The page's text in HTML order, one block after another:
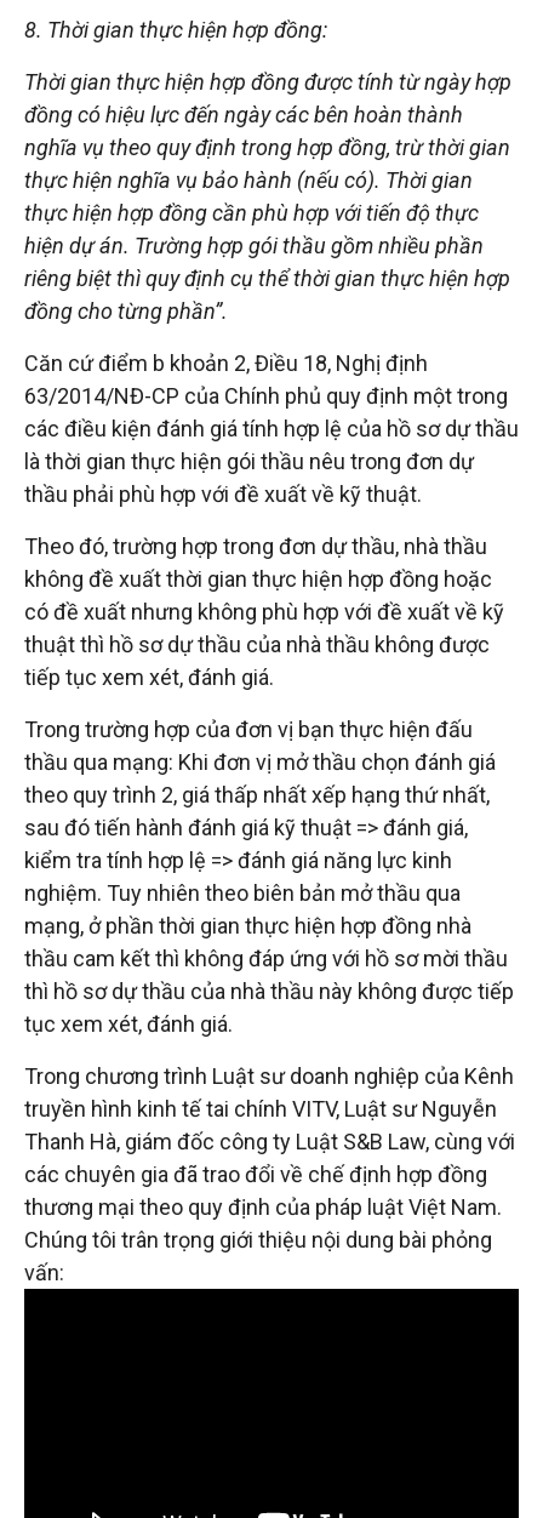
8. Thời gian thực hiện hợp đồng:
Thời gian thực hiện hợp đồng được tính từ ngày hợp
đồng có hiệu lực đến ngày các bên hoàn thành
nghĩa vụ theo quy định trong hợp đồng, trừ thời gian
thực hiện nghĩa vụ bảo hành (nếu có). Thời gian
thực hiện hợp đồng cần phù hợp với tiến độ thực
hiện dự án. Trường hợp gói thầu gồm nhiều phần
riêng biệt thì quy định cụ thể thời gian thực hiện hợp
đồng cho từng phần”.
Căn cứ điểm b khoản 2, Điều 18, Nghị định
63/2014/NĐ-CP của Chính phủ quy định một trong
các điều kiện đánh giá tính hợp lệ của hồ sơ dự thầu
là thời gian thực hiện gói thầu nêu trong đơn dự
thầu phải phù hợp với đề xuất về kỹ thuật.
Theo đó, trường hợp trong đơn dự thầu, nhà thầu
không đề xuất thời gian thực hiện hợp đồng hoặc
có đề xuất nhưng không phù hợp với đề xuất về kỹ
thuật thì hồ sơ dự thầu của nhà thầu không được
tiếp tục xem xét, đánh giá.
Trong trường hợp của đơn vị bạn thực hiện đấu
thầu qua mạng: Khi đơn vị mở thầu chọn đánh giá
theo quy trình 2, giá thấp nhất xếp hạng thứ nhất,
sau đó tiến hành đánh giá kỹ thuật => đánh giá,
kiểm tra tính hợp lệ => đánh giá năng lực kinh
nghiệm. Tuy nhiên theo biên bản mở thầu qua
mạng, ở phần thời gian thực hiện hợp đồng nhà
thầu cam kết thì không đáp ứng với hồ sơ mời thầu
thì hồ sơ dự thầu của nhà thầu này không được tiếp
tục xem xét, đánh giá.
Trong chương trình Luật sư doanh nghiệp của Kênh
truyền hình kinh tế tai chính VITV, Luật sư Nguyễn
Thanh Hà, giám đốc công ty Luật S&B Law, cùng với
các chuyên gia đã trao đổi về chế định hợp đồng
thương mại theo quy định của pháp luật Việt Nam.
Chúng tôi trân trọng giới thiệu nội dung bài phỏng
vấn: